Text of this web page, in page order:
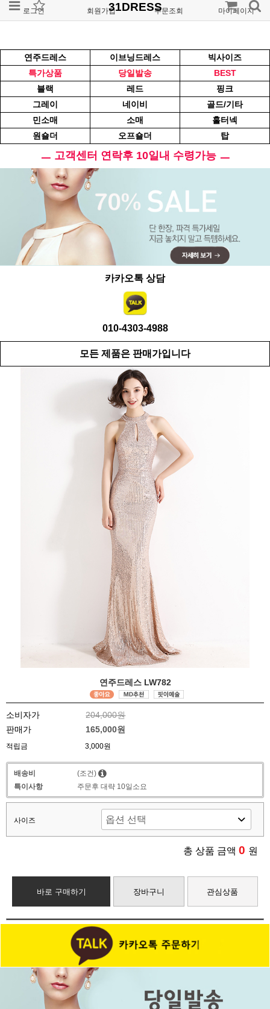
로그인 회원가입 주문조회 마이페이지
31DRESS
연주드레스 이브닝드레스
빅사이즈
특가상품
당일발송
BEST
블랙
레드
핑크
그레이
네이비
골드/기타
민소매
소매
홀터넥
원숄더
오프숄더 탑
ㅡ 고객센터 연락후 10일내 수령가능 ㅡ
카카오톡 상담
010-4303-4988
모든 제품은 판매가입니다
연주드레스 LW782
소비자가
204,000원
판매가
165,000원
적립금 3,000원
배송비
(조건)
특이사항
주문후 대략 10일소요
사이즈
총 상품 금액 0 원
바로 구매하기 장바구니 관심상품